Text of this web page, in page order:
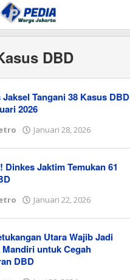
DBD
Tangani 38 Kasus DBD
2026
Januari 28, 2026
Dinkes Jaktim Temukan 61
Januari 22, 2026
Utara Wajib Jadi
untuk Cegah
DBD